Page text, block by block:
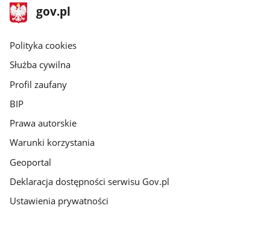
stopka
gov.pl
Strona
gov.pl
gov.pl
Polityka cookies
Służba cywilna
Profil zaufany
BIP
Prawa autorskie
Warunki korzystania
Geoportal
Deklaracja dostępności serwisu Gov.pl
Ustawienia prywatności